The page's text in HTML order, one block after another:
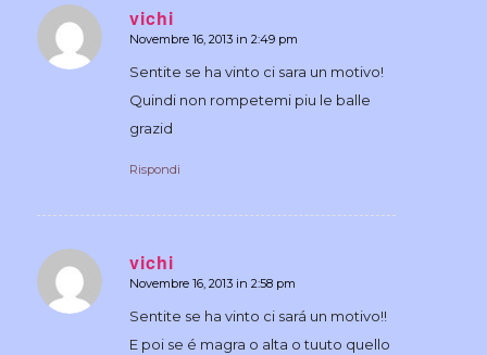
vichi
dice:
Novembre 16, 2013 in 2:49 pm
Sentite se ha vinto ci sara un motivo!
Quindi non rompetemi piu le balle
grazid
Rispondi
vichi
dice:
Novembre 16, 2013 in 2:58 pm
Sentite se ha vinto ci sará un motivo!!
E poi se é magra o alta o tuuto quello